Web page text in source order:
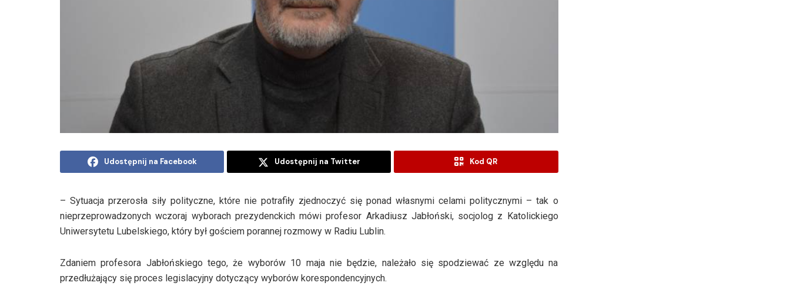
Udostępnij na Facebook Udostępnij na Twitter Kod QR
– Sytuacja przerosła siły polityczne, które nie potrafiły zjednoczyć się ponad własnymi celami politycznymi – tak o
nieprzeprowadzonych wczoraj wyborach prezydenckich mówi profesor Arkadiusz Jabłoński, socjolog z Katolickiego
Uniwersytetu Lubelskiego, który był gościem porannej rozmowy w Radiu Lublin.
Zdaniem profesora Jabłońskiego tego, że wyborów 10 maja nie będzie, należało się spodziewać ze względu na
przedłużający się proces legislacyjny dotyczący wyborów korespondencyjnych.